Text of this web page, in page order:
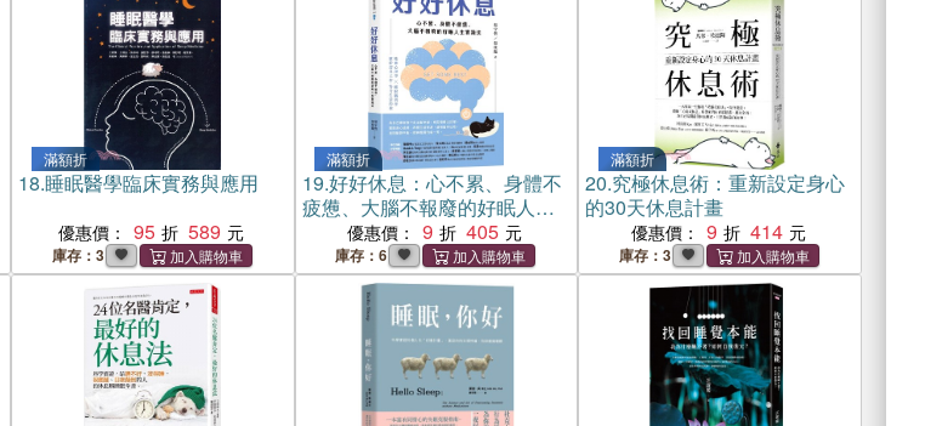
滿額折
18.睡眠醫學臨床實務與應用
優惠價： 95 589
庫存：3
滿額折
19.好好休息：心不累、身體不
疲憊、大腦不報廢的好眠人生
實踐法優惠價： 9 405
庫存：6
滿額折
20.究極休息術：重新設定身心
的30天休息計畫
優惠價： 9 414
庫存：3